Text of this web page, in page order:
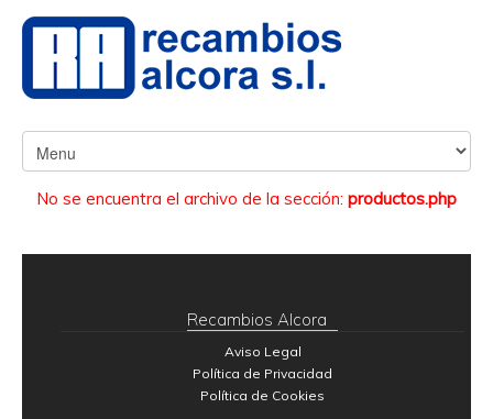
No se encuentra el archivo de la sección: productos.php
Recambios Alcora
Aviso Legal
Política de Privacidad
Política de Cookies